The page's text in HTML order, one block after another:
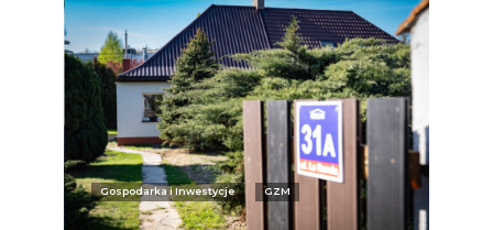
Gospodarka i Inwestycje GZM